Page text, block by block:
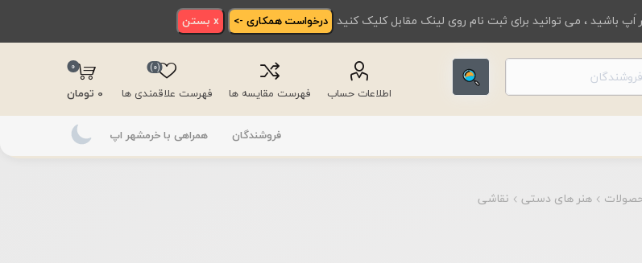
باشید ، می توانید برای ثبت نام روی لینک مقابل کلیک کنید درخواست همکاری -> x بستن
اطلاعات حساب فهرست مقایسه ها فهرست علاقمندی ها
(0)
0
0 تومان
فروشندگان همراهی با خرمشهر اپ
هنر های دستی نقاشی